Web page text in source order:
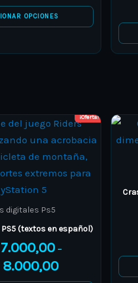
OPCIONES
may
be
page
¡Oferta!
digitales Ps5
(textos en español)
7.000,00 –
8.000,00
Price
ARS 7.000,00
through
ARS 8.000,00
This
product
has
multiple
variants.
The
be
chosen